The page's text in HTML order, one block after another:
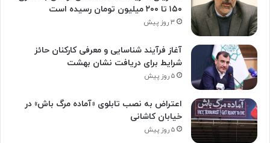
۱۵۰ تا ۲۰۰ میلیون تومان رسیده است
۳ روز پیش
آغاز فرآیند شناسایی و معرفی کارکنان حائز
شرایط برای دریافت نشان بهشت
۵ روز پیش
اعتراض به نصب تابلوی «آماده مرگ باش» در
خیابان کاشانی
۵ روز پیش